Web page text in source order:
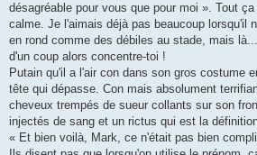
désagréable pour vous que pour moi ». Tout
calme. Je l'aimais déjà pas beaucoup lorsqu'il
en rond comme des débiles au stade, mais
d'un coup alors concentre-toi !
Putain qu'il a l'air con dans son gros costume
tête qui dépasse. Con mais absolument
cheveux trempés de sueur collants sur son
injectés de sang et un rictus qui est la
« Et bien voilà, Mark, ce n'était pas bien